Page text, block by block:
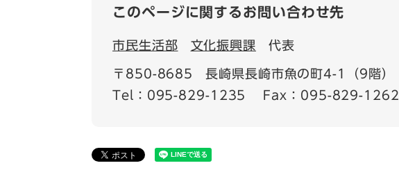
このページに関するお問い合わせ先
市民生活部 文化振興課 代表
〒850-8685
長崎県長崎市魚の町4-1（9階）
Tel：095-829-1235
Fax：095-829-1262